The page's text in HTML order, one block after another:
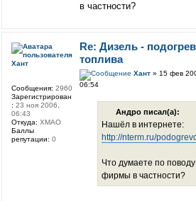
в частности?
Re: Дизель -
топлива
Хант» 15 фев
06:54
Андро писал(а):
Нашёл в интернете:
http://nterm.ru/
Что думаете по
фирмы в частности?
Хант
Сообщения: 2960
Зарегистрирован
: 23 ноя 2006,
06:43
Откуда: ХМАО
Баллы
репутации: 0